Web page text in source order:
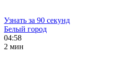
Узнать за 90 секунд
Белый город
04:58
2 мин